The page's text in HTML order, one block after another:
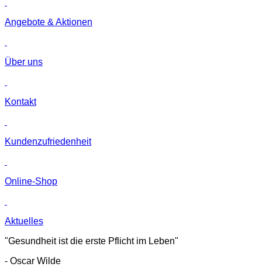
Angebote & Aktionen
Über uns
Kontakt
Kunden­zufriedenheit
Online-Shop
Aktuelles
"Gesundheit ist die erste Pflicht im Leben"
- Oscar Wilde